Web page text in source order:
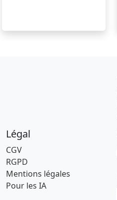
Légal
CGV
RGPD
Mentions légales
Pour les IA